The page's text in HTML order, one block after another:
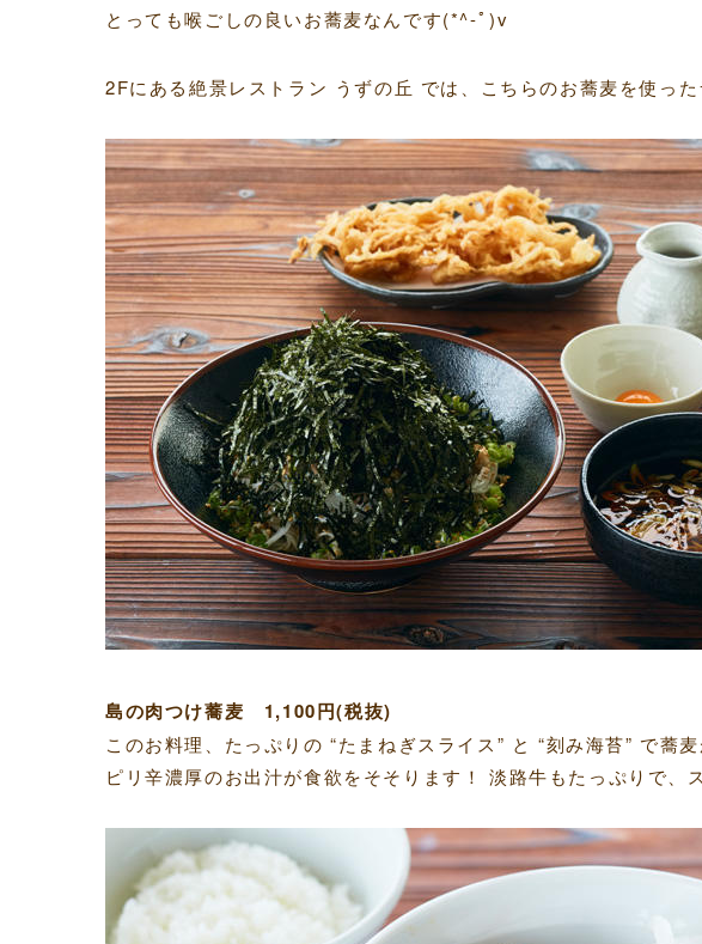
とっても喉ごしの良いお蕎麦なんです(*^-ﾟ)v
2Fにある絶景レストラン うずの丘 では、こちらのお蕎麦を使っ
島の肉つけ蕎麦 1,100円(税抜)
このお料理、たっぷりの “たまねぎスライス” と “刻み海苔” で蕎麦
ピリ辛濃厚のお出汁が食欲をそそります！ 淡路牛もたっぷりで、